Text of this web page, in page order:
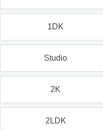
1DK
Studio
2K
2LDK